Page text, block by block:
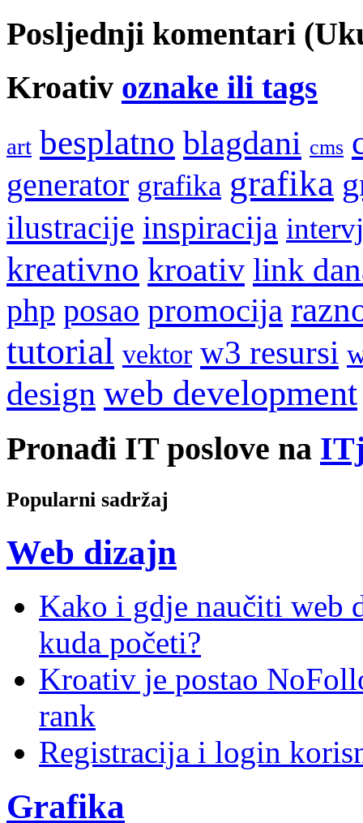
Posljednji komentari
Kroativ oznake ili tags
art besplatno blagdani cms
generator grafika grafika
ilustracije inspiracija
kreativno kroativ link
php posao promocija
tutorial vektor w3 resursi
design web development
Pronađi IT poslove na
Popularni sadržaj
Web dizajn
Kako i gdje naučiti web
kuda početi?
Kroativ je postao
rank
Registracija i login
Grafika